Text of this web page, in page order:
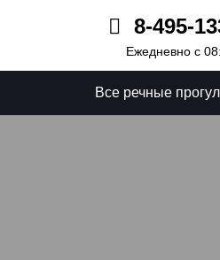
8-495-
Ежедневно с
Все речные